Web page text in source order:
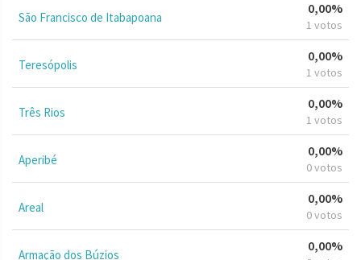
São Francisco de Itabapoana
0,00%
1 votos
Teresópolis
0,00%
1 votos
Três Rios
0,00%
1 votos
Aperibé
0,00%
0 votos
Areal
0,00%
0 votos
Armação dos Búzios
0,00%